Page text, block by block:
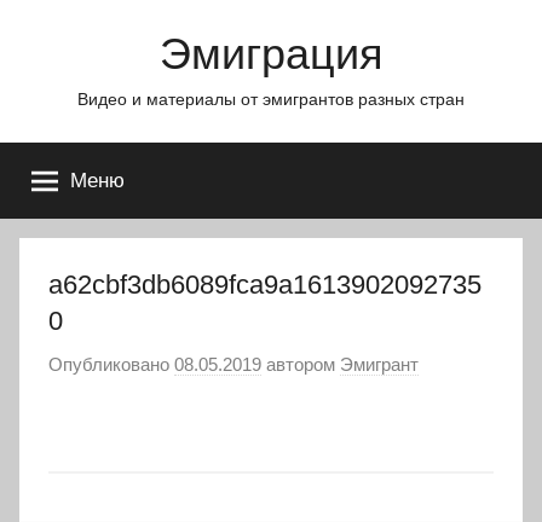
Эмиграция
Видео и материалы от эмигрантов разных стран
Меню
a62cbf3db6089fca9a1613902092735
0
Опубликовано 08.05.2019 автором Эмигрант